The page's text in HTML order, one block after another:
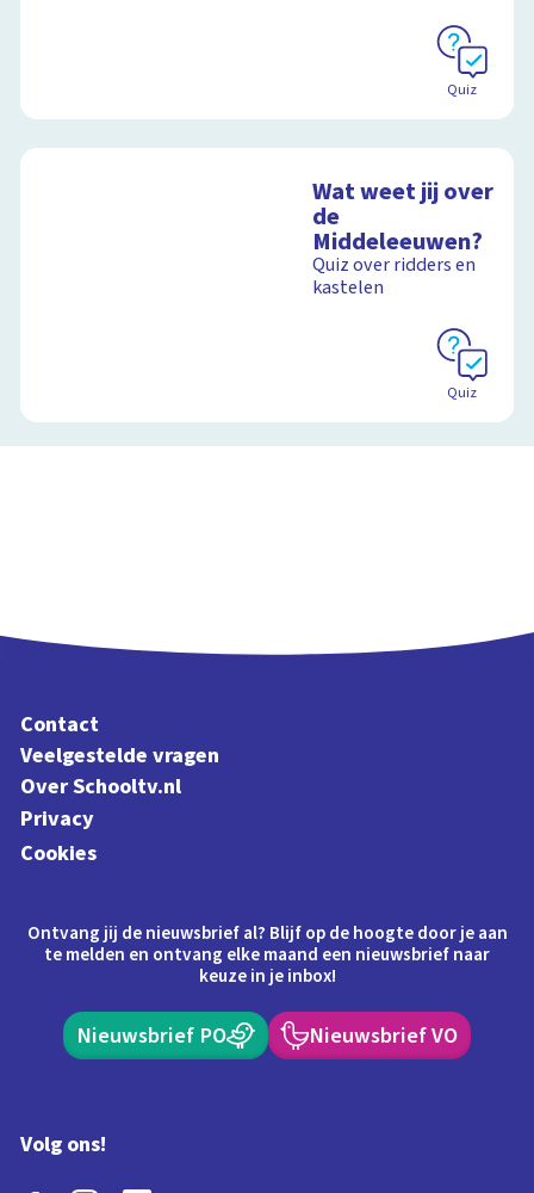
Quiz
Wat weet jij over
de
Middeleeuwen?
Quiz over ridders en
kastelen
Quiz
Contact
Veelgestelde vragen
Over Schooltv.nl
Privacy
Cookies
Ontvang jij de nieuwsbrief al? Blijf op de hoogte door je aan
te melden en ontvang elke maand een nieuwsbrief naar
keuze in je inbox!
Nieuwsbrief PO Nieuwsbrief VO
Volg ons!